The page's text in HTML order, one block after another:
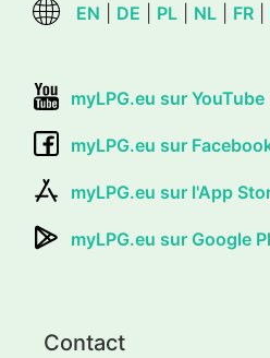
EN DE PL NL FR
myLPG.eu sur YouTube
myLPG.eu sur
myLPG.eu sur l'App
myLPG.eu sur Google
Contact